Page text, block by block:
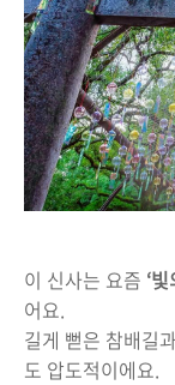
이 신사는 요즘 ‘
어요.
길게 뻗은 참배길
도 압도적이에요.